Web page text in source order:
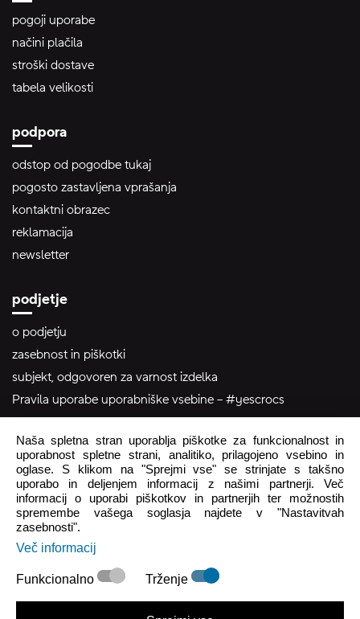
pogoji uporabe
načini plačila
stroški dostave
tabela velikosti
podpora
odstop od pogodbe tukaj
pogosto zastavljena vprašanja
kontaktni obrazec
reklamacija
newsletter
podjetje
o podjetju
zasebnost in piškotki
subjekt, odgovoren za varnost izdelka
Pravila uporabe uporabniške vsebine – #yescrocs
pomoč uporabnikom
Pon - Pet 8:00 - 16:00
Sob - Ned Zaprto
crocs.trgovina@intersocks.com
+386 25 371 454
Pošlji
Naša spletna stran uporablja piškotke za funkcionalnost in
uporabnost spletne strani, analitiko, prilagojeno vsebino in
oglase. S klikom na "Sprejmi vse" se strinjate s takšno
uporabo in deljenjem informacij z našimi partnerji. Več
informacij o uporabi piškotkov in partnerjih ter možnostih
spremembe vašega soglasja najdete v "Nastavitvah
zasebnosti".
Več informacij
Funkcionalno Trženje